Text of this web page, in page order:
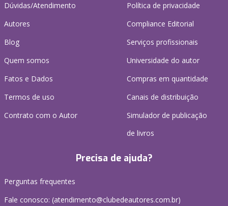
Dúvidas/Atendimento
Autores
Blog
Quem somos
Fatos e Dados
Termos de uso
Contrato com o Autor
Política de privacidade
Compliance Editorial
Serviços profissionais
Universidade do autor
Compras em quantidade
Canais de distribuição
Simulador de publicação
de livros
Precisa de ajuda?
Perguntas frequentes
Fale conosco: (atendimento@clubedeautores.com.br)